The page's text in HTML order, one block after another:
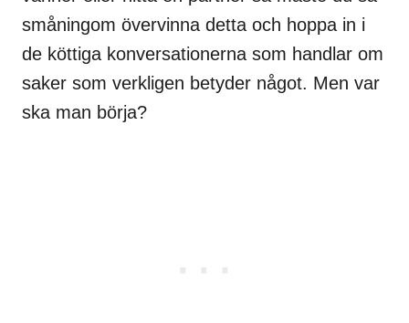
småningom övervinna detta och hoppa in i
de köttiga konversationerna som handlar om
saker som verkligen betyder något. Men var
ska man börja?